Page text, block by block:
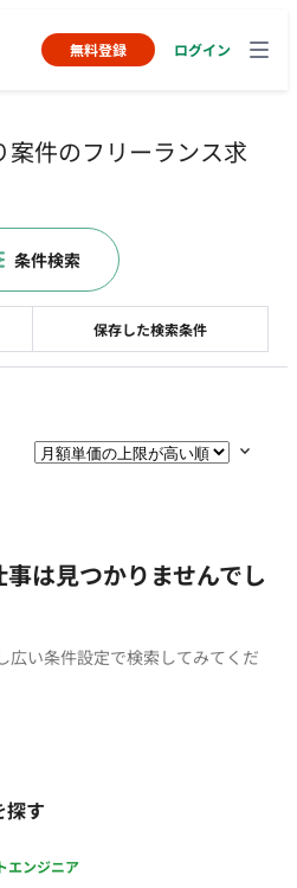
無料登録 ログイン
件のフリーランス求
は見つかりませんでし
広い条件設定で検索してみてくだ
探す
エンジニア
保存した検索条件
条件検索